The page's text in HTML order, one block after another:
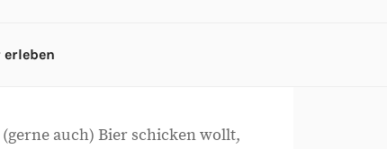
erleben
auch) Bier schicken wollt,